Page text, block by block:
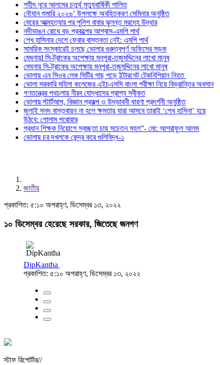
শহীদ নূরে আলমের চতুর্থ মৃত্যুবার্ষিকী পালিত
নৌযান শুমারি ২০২৬’ উপলক্ষে অবহিতকরণ সেমিনার অনুষ্ঠিত
মেয়ের আত্মহত্যার পর পুলিশ বাবার ঝুলন্ত মরদেহ উদ্ধার
নদীভাঙন রোধে বড় প্রকল্পের আশ্বাস-এমপি পার্থ
শেখ হাসিনার দেশে ফেরার বাস্তবতা নেই: এমপি পার্থ
সাময়িক সংস্কারেই চলছে ভোলার গুরুত্বপূর্ণ অফিসের সড়ক
মেঘনায়l সি-ট্রাকের অপেক্ষায় মনপুরা-তজুমদ্দিনের লাখো মানুষ
মেঘনায় সি-ট্রাকের অপেক্ষায় মনপুরা-তজুমদ্দিনের লাখো মানুষ
ভোলায় এন সিওর লেক সিটির গাছ পড়ে ইন্টারনেট টেকনিশিয়ান নিহত
ভোলা সরকারি মহিলা কলেজের এইচএসসি বাংলা পরীক্ষা নিয়ে বিভ্রান্তির অবসান
গণতন্ত্রের পথচলায় নীরব যোদ্ধাদের প্রাপ্য স্বীকৃত
ভোলায় স্টার্টআপ, বিজ্ঞান প্রকল্প ও উদ্ভাবনী ধারণা প্রদর্শনী অনুষ্ঠিত
জুলাই সনদ বাস্তবায়ন না হলে ক্ষমতায় যারা আসবে তারাই ‘শেখ হাসিনা’ হয়ে
উঠবে: গোলাম পরোয়ার
প্রধান শিক্ষক নিয়োগে স্বচ্ছতা চায় সচেতন মহল”- মো: আশরাফুল আলম
ভোলায় চর দখলকে কেন্দ্র করে গুলিবিদ্ধ-১
জাতীয়
প্রকাশিত: ৫:১০ অপরাহ্ণ, ডিসেম্বর ১৩, ২০২২
১০ ডিসেম্বর হেরেছে সরকার, জিতেছে জনগণ
DipKantha
প্রকাশিত: ৫:১০ অপরাহ্ণ, ডিসেম্বর ১৩, ২০২২
স্টাফ রিপোর্টার//